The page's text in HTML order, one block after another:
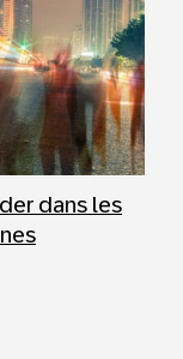
dans les